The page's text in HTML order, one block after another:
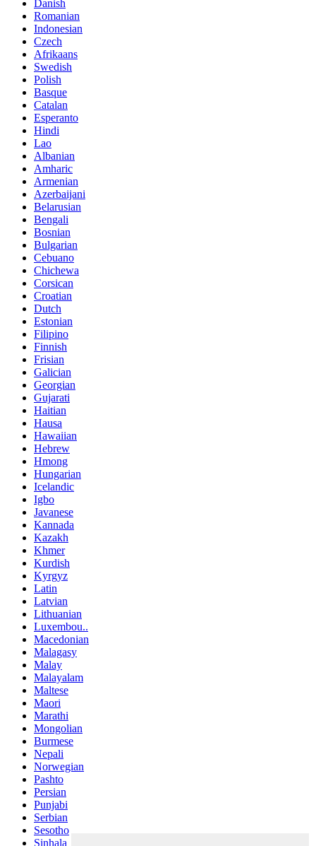
Danish
Romanian
Indonesian
Czech
Afrikaans
Swedish
Polish
Basque
Catalan
Esperanto
Hindi
Lao
Albanian
Amharic
Armenian
Azerbaijani
Belarusian
Bengali
Bosnian
Bulgarian
Cebuano
Chichewa
Corsican
Croatian
Dutch
Estonian
Filipino
Finnish
Frisian
Galician
Georgian
Gujarati
Haitian
Hausa
Hawaiian
Hebrew
Hmong
Hungarian
Icelandic
Igbo
Javanese
Kannada
Kazakh
Khmer
Kurdish
Kyrgyz
Latin
Latvian
Lithuanian
Luxembou..
Macedonian
Malagasy
Malay
Malayalam
Maltese
Maori
Marathi
Mongolian
Burmese
Nepali
Norwegian
Pashto
Persian
Punjabi
Serbian
Sesotho
Sinhala